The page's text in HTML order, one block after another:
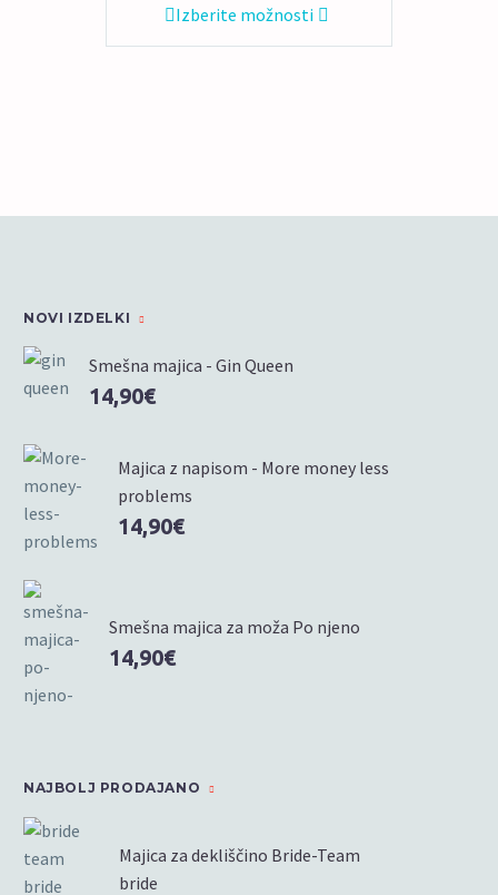
Izberite možnosti
Ta
izdelek
NOVI IZDELKI
Smešna majica - Gin Queen
14,90€
Majica z napisom - More money less
problems
14,90€
Smešna majica za moža Po njeno
14,90€
NAJBOLJ PRODAJANO
Majica za dekliščino Bride-Team
bride